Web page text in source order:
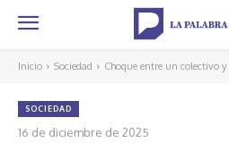
Inicio Sociedad Choque entre un colectivo
SOCIEDAD
16 de diciembre de 2025